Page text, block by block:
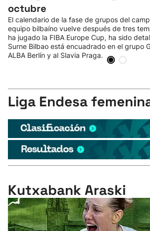
octubre
El calendario de la fase de grupos del
equipo bilbaíno vuelve después de tres
ha jugado la FIBA Europe Cup, ha sido
Surne Bilbao está encuadrado en el grupo
ALBA Berlín y al Slavia Praga.
Liga Endesa
Kutxabank Araski